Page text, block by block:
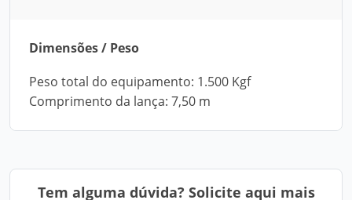
Dimensões / Peso
Peso total do equipamento: 1.500 Kgf
Comprimento da lança: 7,50 m
Tem alguma dúvida? Solicite aqui mais